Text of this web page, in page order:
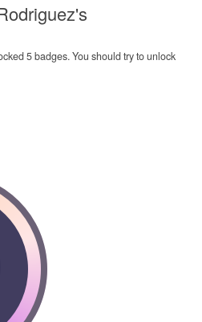
5 badges. You should try to unlock